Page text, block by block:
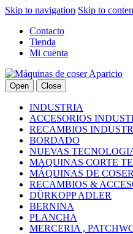
Skip to navigation Skip to
Contacto
Tienda
Mi cuenta
Open Close
INDUSTRIA
ACCESORIOS
RECAMBIOS
BORDADO
NUEVAS
MAQUINAS CORTE
MÁQUINAS DE
RECAMBIOS &
DÜRKOPP ADLER
BERNINA
PLANCHA
MERCERIA ,